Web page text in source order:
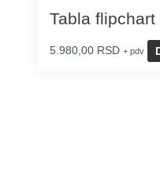
Tabla
5.980,00 RSD + pdv